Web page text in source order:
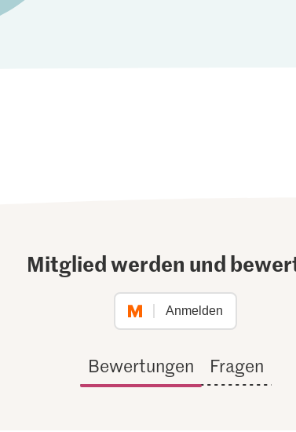
Mitglied werden und
Anmelden
Bewertungen Fragen